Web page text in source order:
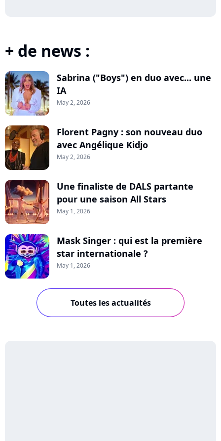
+ de news :
Sabrina ("Boys") en duo avec... une
IA
May 2, 2026
Florent Pagny : son nouveau duo
avec Angélique Kidjo
May 2, 2026
Une finaliste de DALS partante
pour une saison All Stars
May 1, 2026
Mask Singer : qui est la première
star internationale ?
May 1, 2026
Toutes les actualités